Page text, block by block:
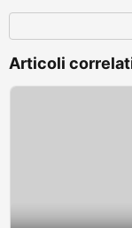
Articoli